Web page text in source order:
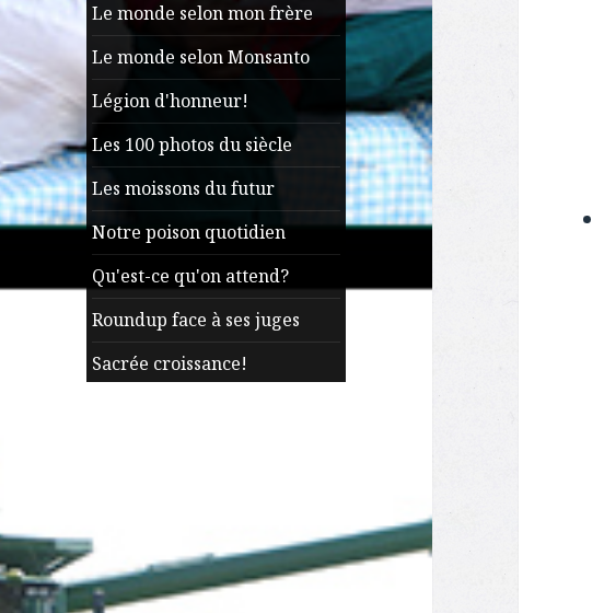
Le monde selon mon frère
Le monde selon Monsanto
Légion d'honneur!
Les 100 photos du siècle
Les moissons du futur
Notre poison quotidien
Qu'est-ce qu'on attend?
Roundup face à ses juges
Sacrée croissance!